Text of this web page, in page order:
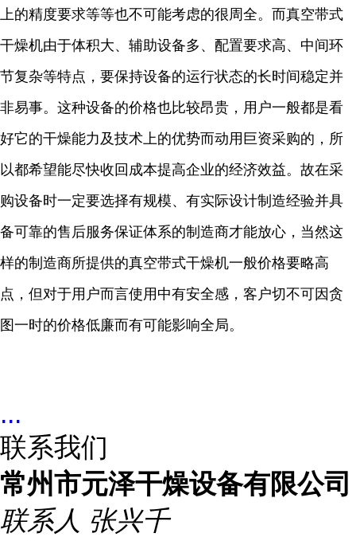
上的精度要求等等也不可能考虑的很周全。而真空带式
干燥机由于体积大、辅助设备多、配置要求高、中间环
节复杂等特点，要保持设备的运行状态的长时间稳定并
非易事。这种设备的价格也比较昂贵，用户一般都是看
好它的干燥能力及技术上的优势而动用巨资采购的，所
以都希望能尽快收回成本提高企业的经济效益。故在采
购设备时一定要选择有规模、有实际设计制造经验并具
备可靠的售后服务保证体系的制造商才能放心，当然这
样的制造商所提供的真空带式干燥机一般价格要略高
点，但对于用户而言使用中有安全感，客户切不可因贪
图一时的价格低廉而有可能影响全局。
...
联系我们
常州市元泽干燥设备有限公司
联系人 张兴千